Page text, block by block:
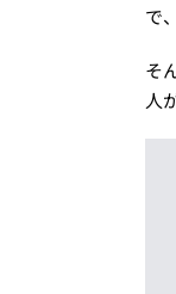
で
そ
人